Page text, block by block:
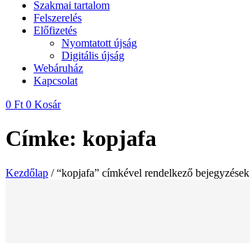
Szakmai tartalom
Felszerelés
Előfizetés
Nyomtatott újság
Digitális újság
Webáruház
Kapcsolat
0 Ft 0 Kosár
Címke: kopjafa
Kezdőlap / “kopjafa” címkével rendelkező bejegyzések